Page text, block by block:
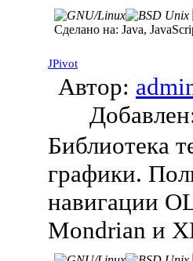
Сделано на: Java,
JPivot
Автор:
Библиотека
графики.
навигации
Mondrian и